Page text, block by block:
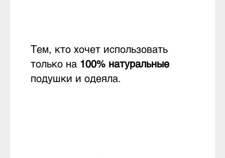
Тем, кто хочет использовать
только на 100% натуральные
подушки и одеяла.